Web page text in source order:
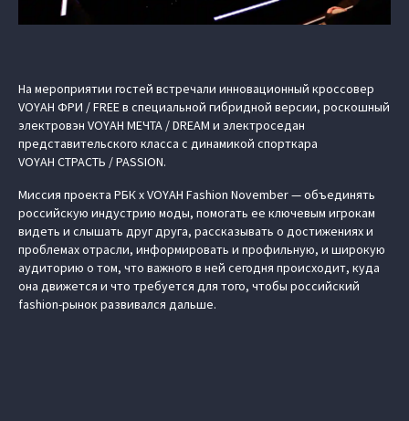
На мероприятии гостей встречали инновационный кроссовер
VOYAH ФРИ / FREEв специальной гибридной версии, роскошный
электровэн VOYAH МЕЧТА / DREAM и электроседан
представительского класса с динамикой спорткара
VOYAH СТРАСТЬ / PASSION.
Миссия проекта РБК x VOYAH Fashion November— объединять
российскую индустрию моды, помогать ее ключевым игрокам
видеть и слышать друг друга, рассказывать о достижениях и
проблемах отрасли, информировать и профильную, и широкую
аудиторию о том, что важного в ней сегодня происходит, куда
она движется и что требуется для того, чтобы российский
fashion-рынок развивался дальше.